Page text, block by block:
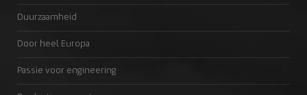
Duurzaamheid
Door heel Europa
Passie voor engineering